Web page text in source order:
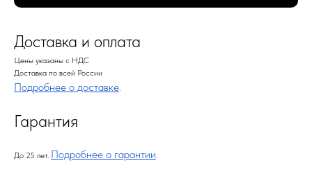
Доставка и оплата
Цены указаны с НДС
Доставка по всей России
Подробнее о доставке.
Гарантия
До 25 лет. Подробнее о гарантии.